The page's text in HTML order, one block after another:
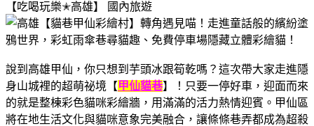
【吃喝玩樂✭高雄】 國內旅遊
說到高雄甲仙，你只想到芋頭冰跟筍乾嗎？這次帶大家走進隱
身山城裡的超萌祕境【甲仙貓巷】！只要一停好車，迎面而來
的就是整棟彩色貓咪彩繪牆，用滿滿的活力熱情迎賓。甲仙區
將在地生活文化與貓咪意象完美融合，讓條條巷弄都成為超殺